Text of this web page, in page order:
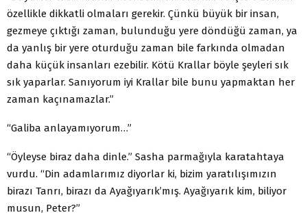
özellikle dikkatli olmaları gerekir. Çünkü büyük bir insan,
gezmeye çıktığı zaman, bulunduğu yere döndüğü zaman, ya
da yanlış bir yere oturduğu zaman bile farkında olmadan
daha küçük insanları ezebilir. Kötü Krallar böyle şeyleri sık
sık yaparlar. Sanıyorum iyi Krallar bile bunu yapmaktan her
zaman kaçınamazlar.”
“Galiba anlayamıyorum…”
“Öyleyse biraz daha dinle.” Sasha parmağıyla karatahtaya
vurdu. “Din adamlarımız diyorlar ki, bizim yaratılışımızın
birazı Tanrı, birazı da Ayağıyarık’mış. Ayağıyarık kim, biliyor
musun, Peter?”